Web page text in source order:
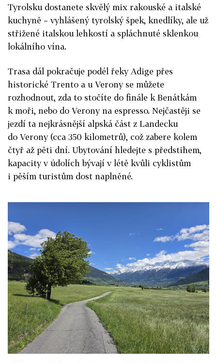
Tyrolsku dostanete skvělý mix rakouské a italské
kuchyně – vyhlášený tyrolský špek, knedlíky, ale už
střižené italskou lehkostí a spláchnuté sklenkou
lokálního vína.
Trasa dál pokračuje podél řeky Adige přes
historické Trento a u Verony se můžete
rozhodnout, zda to stočíte do finále k Benátkám
k moři, nebo do Verony na espresso. Nejčastěji se
jezdí ta nejkrásnější alpská část z Landecku
do Verony (cca 350 kilometrů), což zabere kolem
čtyř až pěti dní. Ubytování hledejte s předstihem,
kapacity v údolích bývají v létě kvůli cyklistům
i pěším turistům dost naplněné.